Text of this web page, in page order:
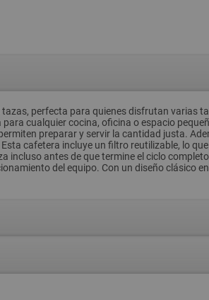
perfecta para quienes disfrutan varias
cualquier cocina, oficina o espacio
preparar y servir la cantidad justa.
cafetera incluye un filtro reutilizable, lo
antes de que termine el ciclo
del equipo. Con un diseño clásico